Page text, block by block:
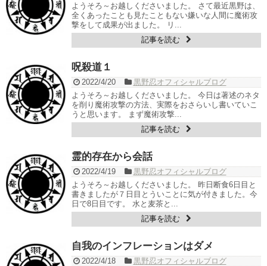
ようそろ～お越しくださいました。 さて最近黒野は、
全くあったことも見たこともない嫌いな人間に魔術攻
撃をして成果が出ました。 リ...
記事を読む
呪殺道１
2022/4/20
黒野忍オフィシャルブログ
ようそろ～お越しくださいました。 今日は著述のネタ
を削り魔術攻撃の方法、実際をおさらいし書いていこ
うと思います。 まず魔術攻撃...
記事を読む
霊的存在から会話
2022/4/19
黒野忍オフィシャルブログ
ようそろ～お越しくださいました。 昨日断食6日目と
書きましたが７日目とういことに気が付きました。今
日で8日目です。 水と麦茶と...
記事を読む
自我のインフレーションはダメ
2022/4/18
黒野忍オフィシャルブログ